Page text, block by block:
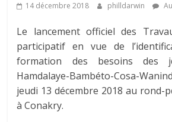
14 décembre 2018 philldarwin
Le lancement officiel des
participatif en vue de
formation des besoins des
Hamdalaye-Bambéto-Cosa-
jeudi 13 décembre 2018 au rond-
à Conakry.